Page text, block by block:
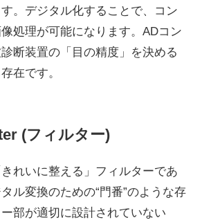
。デジタル化することで、コン
処理が可能になります。ADコン
断装置の「目の精度」を決める
在です。
(フィルター)
れいに整える」フィルターであ
ル変換のための“門番”のような存
部が適切に設計されていない